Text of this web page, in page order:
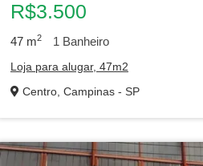
R$3.500
47 m2 1 Banheiro
Loja para alugar, 47m2
Centro, Campinas - SP